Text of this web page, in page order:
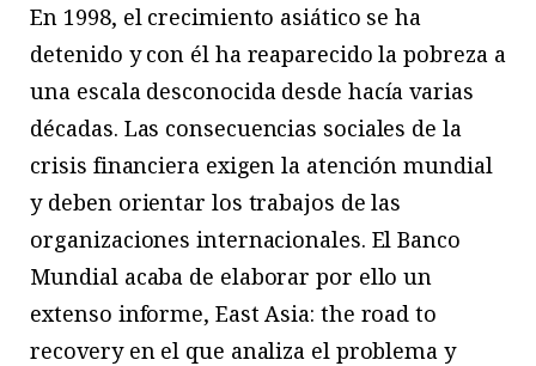
En 1998, el crecimiento asiático se ha
detenido y con él ha reaparecido la pobreza a
una escala desconocida desde hacía varias
décadas. Las consecuencias sociales de la
crisis financiera exigen la atención mundial
y deben orientar los trabajos de las
organizaciones internacionales. El Banco
Mundial acaba de elaborar por ello un
extenso informe, East Asia: the road to
recovery en el que analiza el problema y